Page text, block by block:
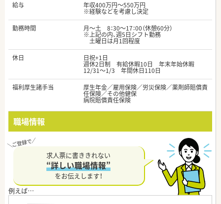
給与
年収400万円～550万円
※経験などを考慮し決定
勤務時間
月～土 8：30～17：00（休憩60分）
※上記の内、週5日シフト勤務
土曜日は月1回程度
休日
日祝+1日
週休2日制 有給休暇10日 年末年始休暇
12/31～1/3 年間休日110日
福利厚生諸手当
厚生年金／雇用保険／労災保険／薬剤師賠償責
任保険／その他健保
病院賠償責任保険
職場情報
求人票に書ききれない
“詳しい職場情報”
をお伝えします！